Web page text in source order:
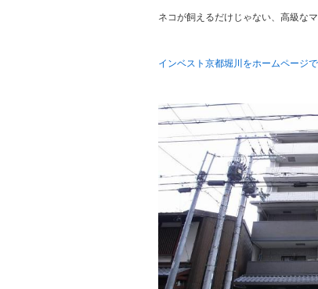
ネコが飼えるだけじゃない、高級な
インベスト京都堀川をホームページ